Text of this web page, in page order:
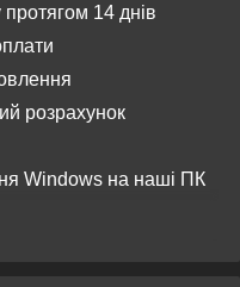
14 днів
розрахунок
Windows на наші ПК